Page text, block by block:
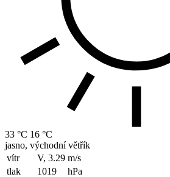
33 °C 16 °C
jasno, východní větřík
vítr
V, 3.29 m/s
tlak
1019
hPa